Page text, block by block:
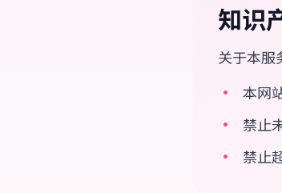
知识
关于本服
• 本网
• 禁止
• 禁止